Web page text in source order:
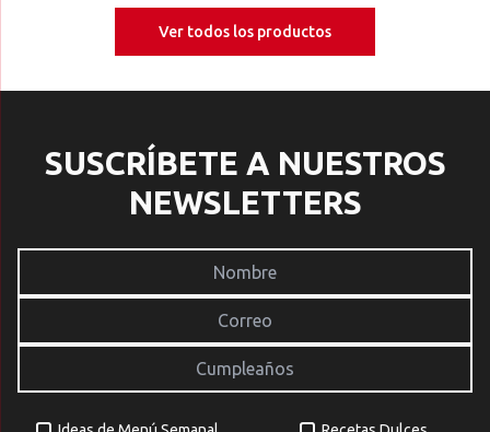
Ver todos los productos
SUSCRÍBETE A NUESTROS
NEWSLETTERS